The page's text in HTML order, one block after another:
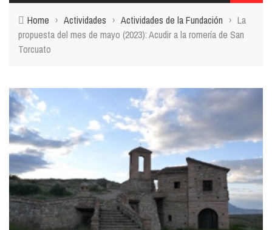
Home › Actividades › Actividades de la Fundación › La
propuesta del mes de mayo (2023): Acudir a la romería de San
Torcuato